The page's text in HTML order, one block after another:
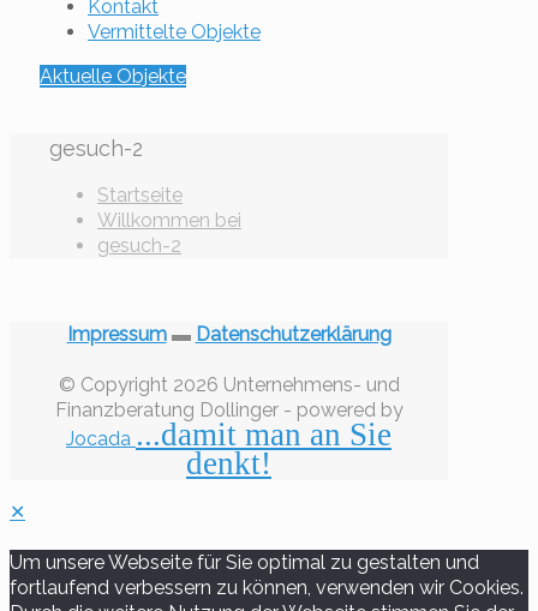
Kontakt
Vermittelte Objekte
Aktuelle Objekte
gesuch-2
Startseite
Willkommen bei
gesuch-2
Impressum▬ Datenschutzerklärung
© Copyright 2026 Unternehmens- und
Finanzberatung Dollinger - powered by
Jocada ...damit man an Sie
denkt!
✕
Um unsere Webseite für Sie optimal zu gestalten und
fortlaufend verbessern zu können, verwenden wir Cookies.